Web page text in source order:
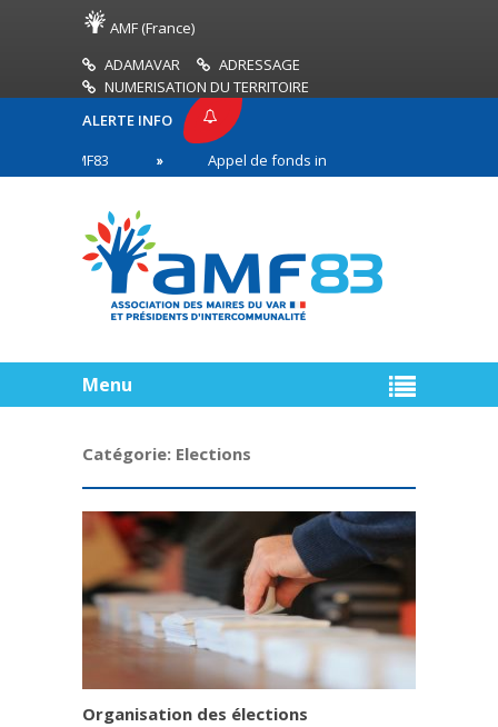
AMF (France)
ADAMAVAR
ADRESSAGE
NUMERISATION DU TERRITOIRE
ALERTE INFO
Appel de fonds incendies de forêt
première ligne
Menu
Catégorie: Elections
Organisation des élections